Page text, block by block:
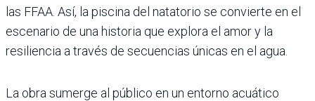
las FFAA. Así, la piscina del natatorio se convierte en el
escenario de una historia que explora el amor y la
resiliencia a través de secuencias únicas en el agua.
La obra sumerge al público en un entorno acuático